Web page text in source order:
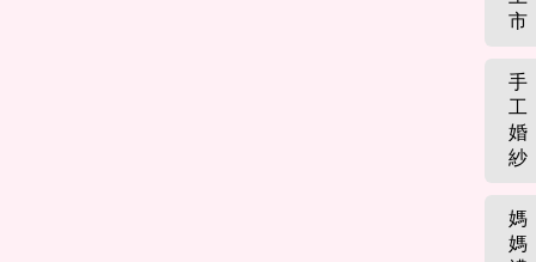
市
手
工
婚
紗
媽
媽